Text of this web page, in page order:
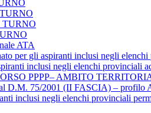
TURNO
ATA
per gli aspiranti inclusi negli
inclusi negli elenchi
PPPP– AMBITO
D.M. 75/2001 (II FASCIA) – profilo
inclusi negli elenchi provinciali